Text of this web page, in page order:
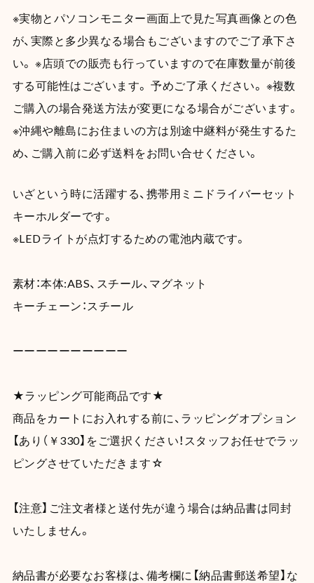
※実物とパソコンモニター画面上で見た写真画像との色
が、実際と多少異なる場合もございますのでご了承下さ
い。 ※店頭での販売も行っていますので在庫数量が前後
する可能性はございます。 予めご了承ください。 ※複数
ご購入の場合発送方法が変更になる場合がございます。
※沖縄や離島にお住まいの方は別途中継料が発生するた
め、ご購入前に必ず送料をお問い合せください。
いざという時に活躍する、携帯用ミニドライバーセット
キーホルダーです。
※LEDライトが点灯するための電池内蔵です。
素材：本体:ABS、スチール、マグネット
キーチェーン：スチール
ーーーーーーーーーー
★ラッピング可能商品です★
商品をカートにお入れする前に、ラッピングオプション
【あり（￥330】をご選択ください！スタッフお任せでラッ
ピングさせていただきます☆
【注意】ご注文者様と送付先が違う場合は納品書は同封
いたしません。
納品書が必要なお客様は、備考欄に【納品書郵送希望】な